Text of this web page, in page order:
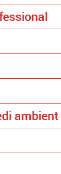
ambient